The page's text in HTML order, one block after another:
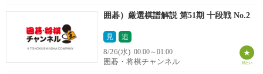
囲碁）厳選棋譜解説 第51期 十段戦 No.2
見 追
8/26(水) 00:00～01:00
囲碁・将棋チャンネル